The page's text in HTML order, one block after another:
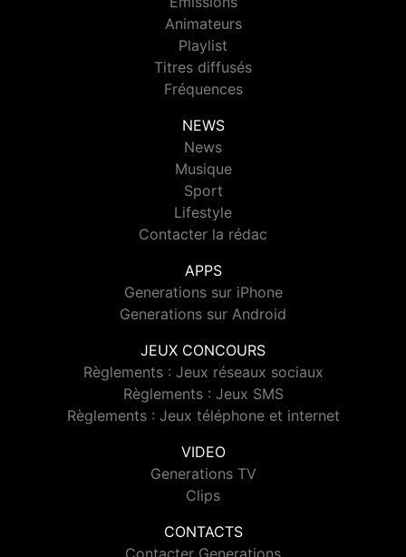
Animateurs
Playlist
Titres diffusés
Fréquences
NEWS
News
Musique
Sport
Lifestyle
Contacter la rédac
APPS
Generations sur iPhone
Generations sur Android
JEUX CONCOURS
Règlements : Jeux réseaux sociaux
Règlements : Jeux SMS
Règlements : Jeux téléphone et internet
VIDEO
Generations TV
Clips
CONTACTS